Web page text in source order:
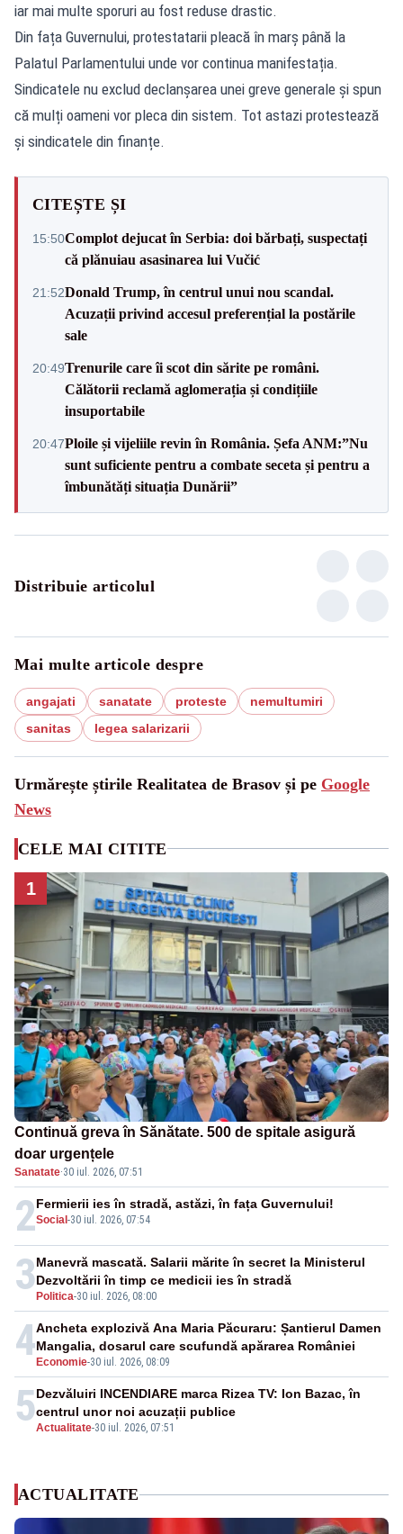
iar mai multe sporuri au fost reduse drastic.
Din fața Guvernului, protestatarii pleacă în marș până la
Palatul Parlamentului unde vor continua manifestația.
Sindicatele nu exclud declanșarea unei greve generale și spun
că mulți oameni vor pleca din sistem. Tot astazi protestează
și sindicatele din finanțe.
CITEȘTE ȘI
15:50Complot dejucat în Serbia: doi bărbați, suspectați
că plănuiau asasinarea lui Vučić
21:52Donald Trump, în centrul unui nou scandal.
Acuzații privind accesul preferențial la postările
sale
20:49Trenurile care îi scot din sărite pe români.
Călătorii reclamă aglomerația și condițiile
insuportabile
20:47Ploile și vijeliile revin în România. Șefa ANM:”Nu
sunt suficiente pentru a combate seceta și pentru a
îmbunătăți situația Dunării”
Distribuie articolul
Mai multe articole despre
angajati sanatate proteste
nemultumiri
sanitas
legea salarizarii
Urmărește știrile Realitatea de Brasov și pe Google
News
CELE MAI CITITE
1
Continuă greva în Sănătate. 500 de spitale asigură
doar urgențele
Sanatate·30 iul. 2026, 07:51
2Social -30 iul. 2026, 07:54
Fermierii ies în stradă, astăzi, în fața Guvernului!
3 Politica-30 iul. 2026, 08:00
Manevră mascată. Salarii mărite în secret la Ministerul
Dezvoltării în timp ce medicii ies în stradă
4 Economie-30 iul. 2026, 08:09
Ancheta explozivă Ana Maria Păcuraru: Șantierul Damen
Mangalia, dosarul care scufundă apărarea României
5Actualitate-30 iul. 2026, 07:51
Dezvăluiri INCENDIARE marca Rizea TV: Ion Bazac, în
centrul unor noi acuzații publice
ACTUALITATE